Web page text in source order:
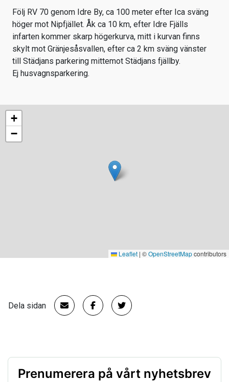
Följ RV 70 genom Idre By, ca 100 meter efter Ica sväng
höger mot Nipfjället. Åk ca 10 km, efter Idre Fjälls
infarten kommer skarp högerkurva, mitt i kurvan finns
skylt mot Gränjesåsvallen, efter ca 2 km sväng vänster
till Städjans parkering mittemot Städjans fjällby.
Ej husvagnsparkering.
+
−
Leaflet | ©OpenStreetMapcontributors
Dela sidan
Prenumerera på vårt nyhetsbrev